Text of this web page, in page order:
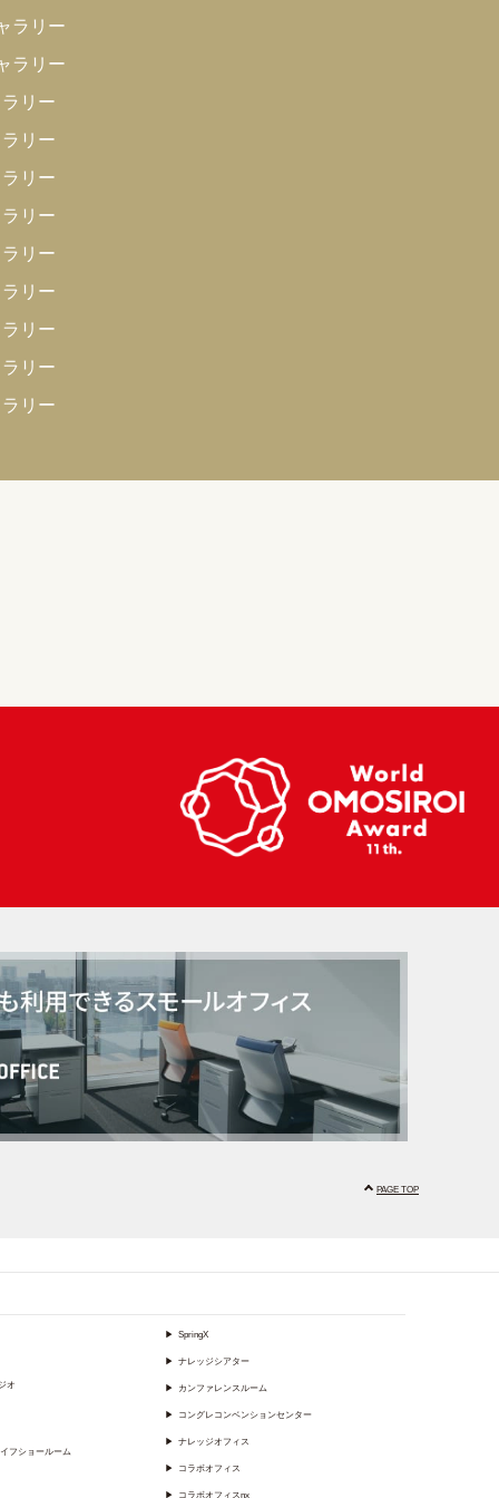
ラリー
ラリー
リー
リー
リー
リー
リー
リー
リー
リー
リー
PAGE TOP
オ
フショールーム
▶ SpringX
▶ ナレッジシアター
▶ カンファレンスルーム
▶ コングレコンベンションセンター
▶ ナレッジオフィス
▶ コラボオフィス
▶ コラボオフィスnx